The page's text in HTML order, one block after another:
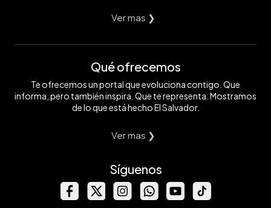
Ver mas ❯
Qué ofrecemos
Te ofrecemos un portal que evoluciona contigo. Que
informa, pero también inspira. Que te representa. Mostramos
de lo que está hecho El Salvador.
Ver mas ❯
Síguenos